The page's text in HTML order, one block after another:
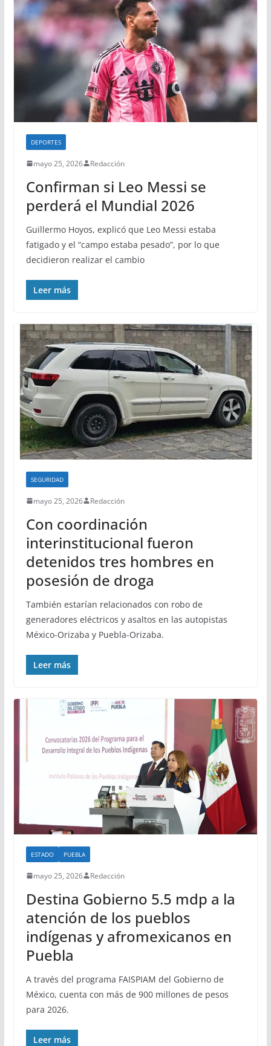
DEPORTES
mayo 25, 2026 Redacción
Confirman si Leo Messi se
perderá el Mundial 2026
Guillermo Hoyos, explicó que Leo Messi estaba
fatigado y el “campo estaba pesado”, por lo que
decidieron realizar el cambio
Leer más
SEGURIDAD
mayo 25, 2026 Redacción
Con coordinación
interinstitucional fueron
detenidos tres hombres en
posesión de droga
También estarían relacionados con robo de
generadores eléctricos y asaltos en las autopistas
México-Orizaba y Puebla-Orizaba.
Leer más
ESTADO PUEBLA
mayo 25, 2026 Redacción
Destina Gobierno 5.5 mdp a la
atención de los pueblos
indígenas y afromexicanos en
Puebla
A través del programa FAISPIAM del Gobierno de
México, cuenta con más de 900 millones de pesos
para 2026.
Leer más